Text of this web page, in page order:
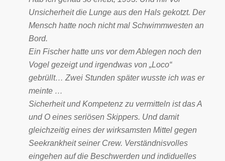
Unsicherheit die Lunge aus den Hals gekotzt. Der
Mensch hatte noch nicht mal Schwimmwesten an
Bord.
Ein Fischer hatte uns vor dem Ablegen noch den
Vogel gezeigt und irgendwas von „Loco“
gebrüllt… Zwei Stunden später wusste ich was er
meinte …
Sicherheit und Kompetenz zu vermitteln ist das A
und O eines seriösen Skippers. Und damit
gleichzeitig eines der wirksamsten Mittel gegen
Seekrankheit seiner Crew. Verständnisvolles
eingehen auf die Beschwerden und indiduelles